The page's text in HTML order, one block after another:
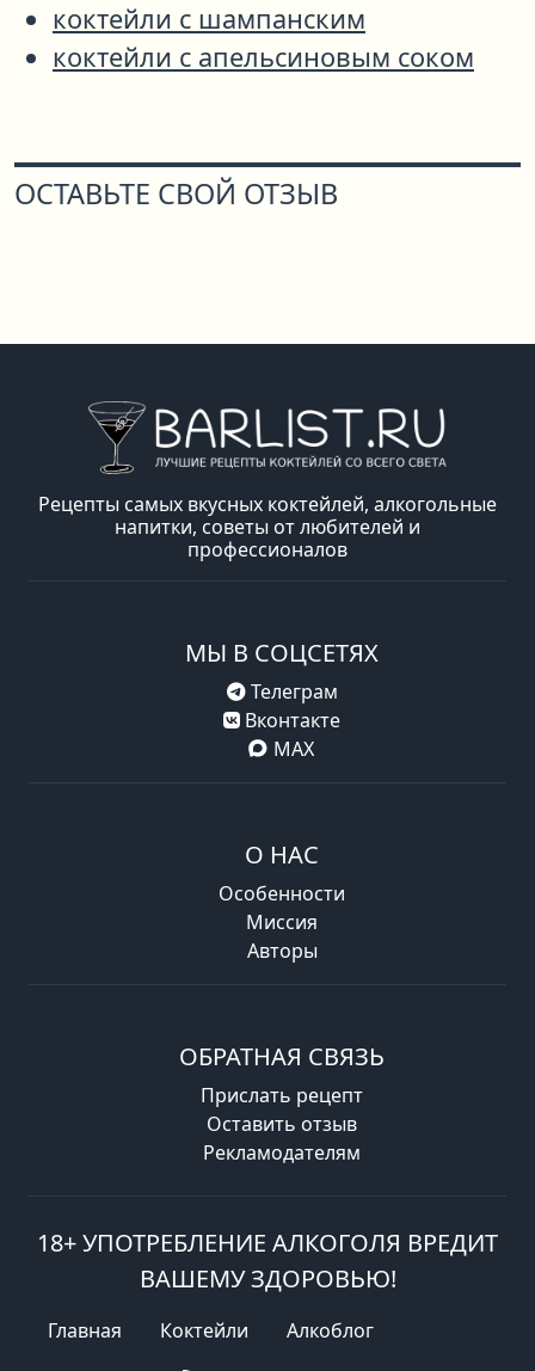
коктейли с шампанским
коктейли с апельсиновым соком
ОСТАВЬТЕ СВОЙ ОТЗЫВ
Рецепты самых вкусных коктейлей, алкогольные
напитки, советы от любителей и
профессионалов
МЫ В СОЦСЕТЯХ
Телеграм
Вконтакте
MAX
О НАС
Особенности
Миссия
Авторы
ОБРАТНАЯ СВЯЗЬ
Прислать рецепт
Оставить отзыв
Рекламодателям
18+ УПОТРЕБЛЕНИЕ АЛКОГОЛЯ ВРЕДИТ
ВАШЕМУ ЗДОРОВЬЮ!
Главная Коктейли
Алкоблог